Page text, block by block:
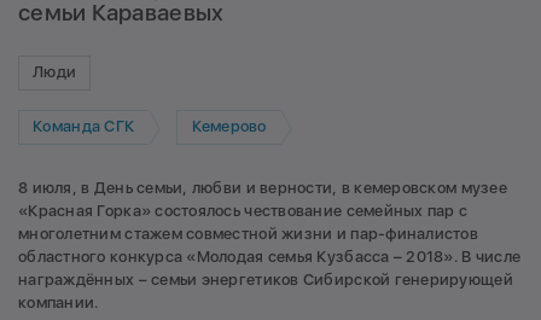
семьи Караваевых
Люди
Команда СГК Кемерово
8 июля, в День семьи, любви и верности, в кемеровском музее
«Красная Горка» состоялось чествование семейных пар с
многолетним стажем совместной жизни и пар-финалистов
областного конкурса «Молодая семья Кузбасса – 2018». В числе
награждённых – семьи энергетиков Сибирской генерирующей
компании.